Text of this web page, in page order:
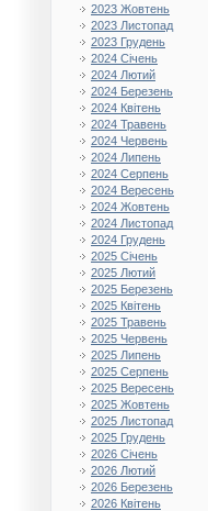
2023 Жовтень
2023 Листопад
2023 Грудень
2024 Січень
2024 Лютий
2024 Березень
2024 Квітень
2024 Травень
2024 Червень
2024 Липень
2024 Серпень
2024 Вересень
2024 Жовтень
2024 Листопад
2024 Грудень
2025 Січень
2025 Лютий
2025 Березень
2025 Квітень
2025 Травень
2025 Червень
2025 Липень
2025 Серпень
2025 Вересень
2025 Жовтень
2025 Листопад
2025 Грудень
2026 Січень
2026 Лютий
2026 Березень
2026 Квітень